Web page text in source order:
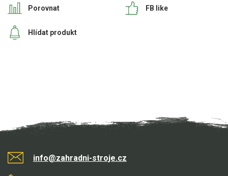
Porovnat
Hlídat produkt
FB like
info@zahradni-stroje.cz